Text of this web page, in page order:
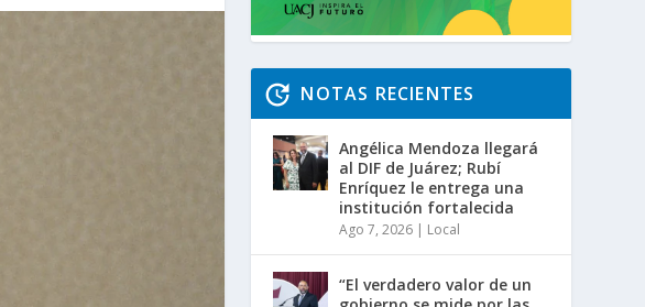
NOTAS RECIENTES
Angélica Mendoza llegará
al DIF de Juárez; Rubí
Enríquez le entrega una
institución fortalecida
Ago 7, 2026 | Local
“El verdadero valor de un